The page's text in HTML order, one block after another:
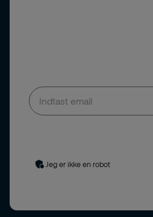
Jeg er ikke en robot